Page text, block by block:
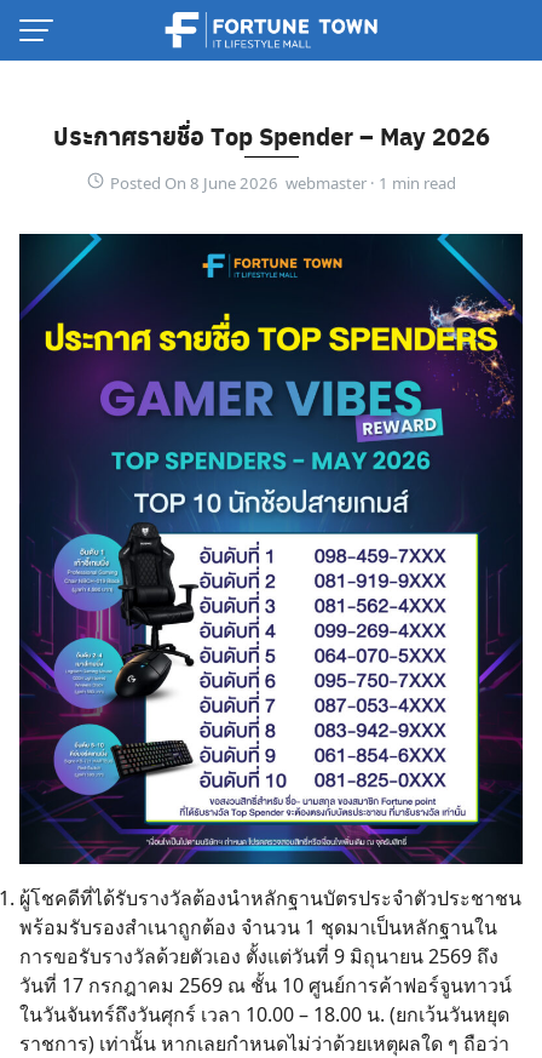
Skip
English
ประกาศรายชื่อ Top Spender – May 2026
Posted On 8 June 2026 webmaster ·
ผู้โชคดีที่ได้รับรางวัลต้องนำหลักฐานบัตรประจำตัวประชาชน
พร้อมรับรองสำเนาถูกต้อง จำนวน 1 ชุดมาเป็นหลักฐานใน
การขอรับรางวัลด้วยตัวเอง ตั้งแต่วันที่ 9 มิถุนายน 2569 ถึง
วันที่ 17 กรกฎาคม 2569 ณ ชั้น 10 ศูนย์การค้าฟอร์จูนทาวน์
ในวันจันทร์ถึงวันศุกร์ เวลา 10.00 – 18.00 น. (ยกเว้นวันหยุด
ราชการ) เท่านั้น หากเลยกำหนดไม่ว่าด้วยเหตุผลใด ๆ ถือว่า